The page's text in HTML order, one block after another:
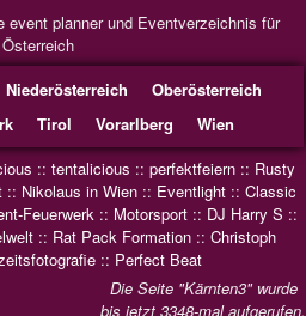
event planner und Eventverzeichnis für
Österreich
Niederösterreich
Oberösterreich
Tirol Vorarlberg
Wien
:: tentalicious :: perfektfeiern :: Rusty
:: Nikolaus in Wien:: Eventlight:: Classic
Feuerwerk :: Motorsport :: DJ Harry S ::
:: Rat Pack Formation :: Christoph
:: Perfect Beat
Die Seite "Kärnten3" wurde
bis jetzt 3348-mal aufgerufen.